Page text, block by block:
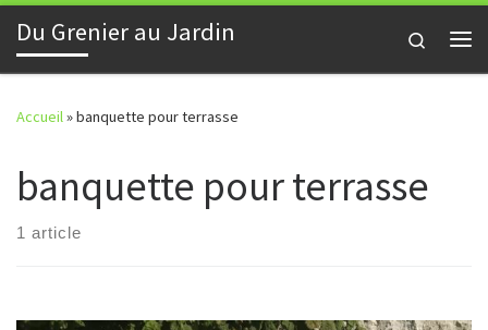
Skip to content
Du Grenier au Jardin
Search
Accueil»banquette pour terrasse
banquette pour terrasse
1 article